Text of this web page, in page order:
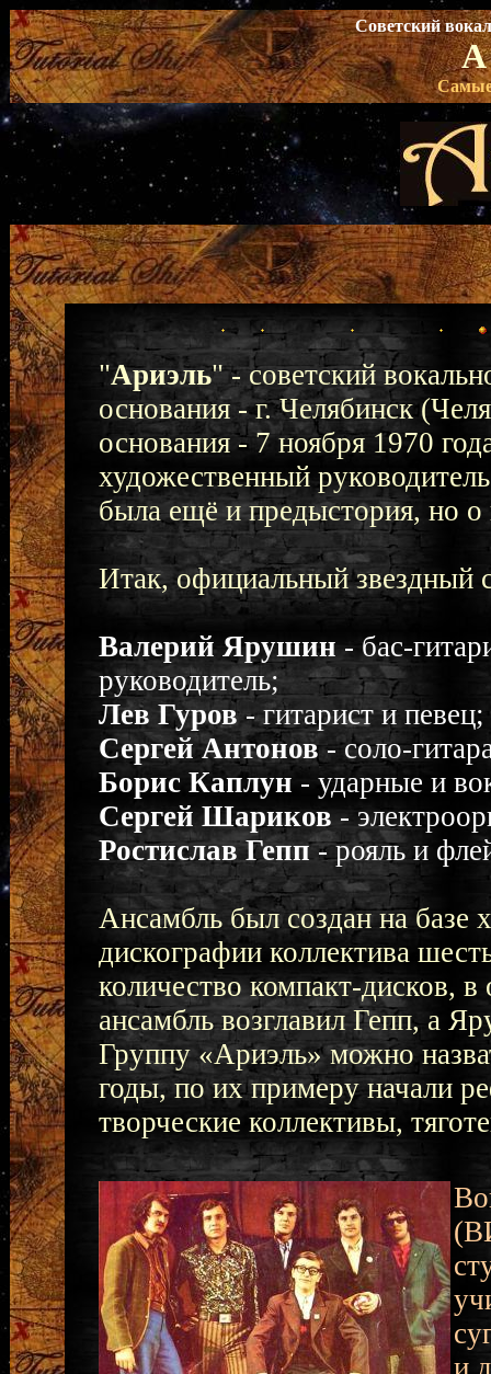
Советский
А
"Ариэль" - советский
основания - г. Челябинск
основания - 7 ноября 1970
художественный
была ещё и предыстория, но
Итак, официальный звездный
Валерий Ярушин- бас-
руководитель;
Лев Гуров- гитарист и певец;
Сергей Антонов- соло-
Борис Каплун - ударные и
Сергей Шариков-
Ростислав Гепп- рояль и
Ансамбль был создан на базе
дискографии коллектива
количество компакт-дисков,
ансамбль возглавил Гепп, а
Группу «Ариэль» можно
годы, по их примеру начали
творческие коллективы,
и